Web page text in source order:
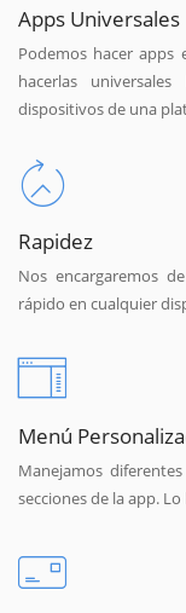
Apps Universales
Podemos hacer apps
hacerlas
dispositivos de una
Rapidez
Nos encargaremos
rápido en cualquier
Menú
Manejamos
secciones de la app.